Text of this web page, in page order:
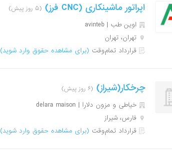
اپراتور ماشینکاری (CNC فرز) (۵ روز پیش)
اوین طب | avinteb
تهران، تهران
قرارداد تمام‌وقت (برای مشاهده حقوق وارد شوید)
چرخکار(شیراز) (۶ روز پیش)
خیاطی و مزون دلارا | delara maison
فارس، شیراز
قرارداد تمام‌وقت (برای مشاهده حقوق وارد شوید)